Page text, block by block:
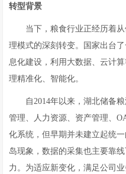
转型背景
当下，粮食行业正经历着
理模式的深刻转变。国家出台
息化建设，利用大数据、云计
理精准化、智能化。
自2014年以来，湖北储备
管理、人力资源、资产管理、
化系统，但早期并未建立起统
岛现象，数据的采集也主要靠
力。为适应新变化，满足公司